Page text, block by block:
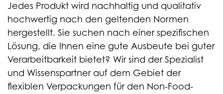
Jedes Produkt wird nachhaltig und qualitativ
hochwertig nach den geltenden Normen
hergestellt. Sie suchen nach einer spezifischen
Lösung, die Ihnen eine gute Ausbeute bei guter
Verarbeitbarkeit bietet? Wir sind der Spezialist
und Wissenspartner auf dem Gebiet der
flexiblen Verpackungen für den Non-Food-